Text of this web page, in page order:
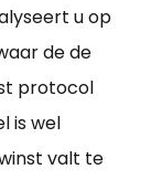
u op
de de
protocol
is wel
valt te